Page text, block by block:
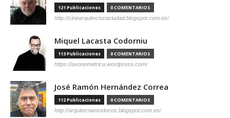
121 Publicaciones 0 COMENTARIOS
http://cinearquitecturaciudad.blogspot.com.es/
Miquel Lacasta Codorniu
113 Publicaciones 0 COMENTARIOS
https://axonometrica.wordpress.com/
José Ramón Hernández Correa
112 Publicaciones 0 COMENTARIOS
http://arquitectamoslocos.blogspot.com.es/